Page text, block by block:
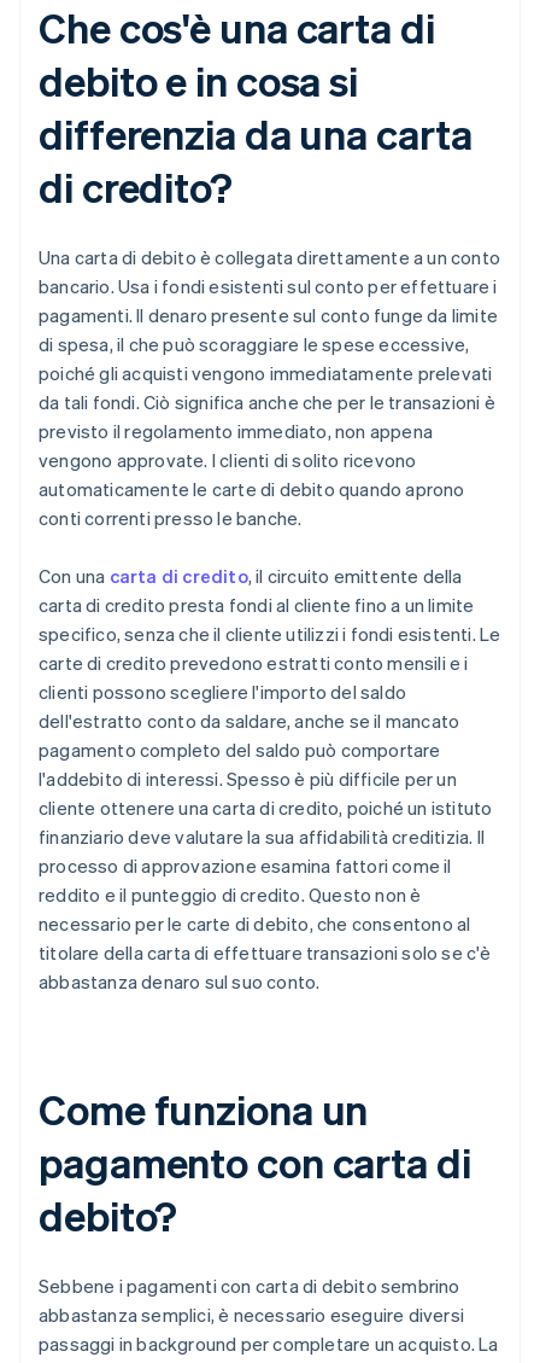
Che cos'è una carta di
debito e in cosa si
differenzia da una carta
di credito?
Una carta di debito è collegata direttamente a un conto
bancario. Usa i fondi esistenti sul conto per effettuare i
pagamenti. Il denaro presente sul conto funge da limite
di spesa, il che può scoraggiare le spese eccessive,
poiché gli acquisti vengono immediatamente prelevati
da tali fondi. Ciò significa anche che per le transazioni è
previsto il regolamento immediato, non appena
vengono approvate. I clienti di solito ricevono
automaticamente le carte di debito quando aprono
conti correnti presso le banche.
Con una carta di credito, il circuito emittente della
carta di credito presta fondi al cliente fino a un limite
specifico, senza che il cliente utilizzi i fondi esistenti. Le
carte di credito prevedono estratti conto mensili e i
clienti possono scegliere l'importo del saldo
dell'estratto conto da saldare, anche se il mancato
pagamento completo del saldo può comportare
l'addebito di interessi. Spesso è più difficile per un
cliente ottenere una carta di credito, poiché un istituto
finanziario deve valutare la sua affidabilità creditizia. Il
processo di approvazione esamina fattori come il
reddito e il punteggio di credito. Questo non è
necessario per le carte di debito, che consentono al
titolare della carta di effettuare transazioni solo se c'è
abbastanza denaro sul suo conto.
Come funziona un
pagamento con carta di
debito?
Sebbene i pagamenti con carta di debito sembrino
abbastanza semplici, è necessario eseguire diversi
passaggi in background per completare un acquisto. La